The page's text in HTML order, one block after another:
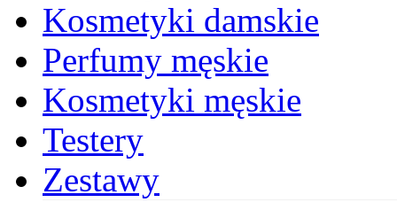
Kosmetyki damskie
Perfumy męskie
Kosmetyki męskie
Testery
Zestawy